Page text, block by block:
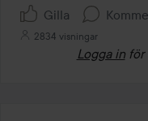
Gilla
2834 visningar
Logga in för